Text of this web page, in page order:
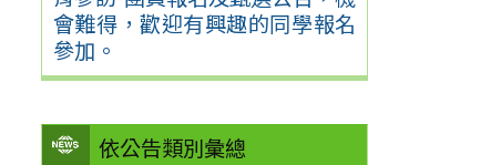
會難得，歡迎有興趣的同學報名
參加。
依公告類別彙總